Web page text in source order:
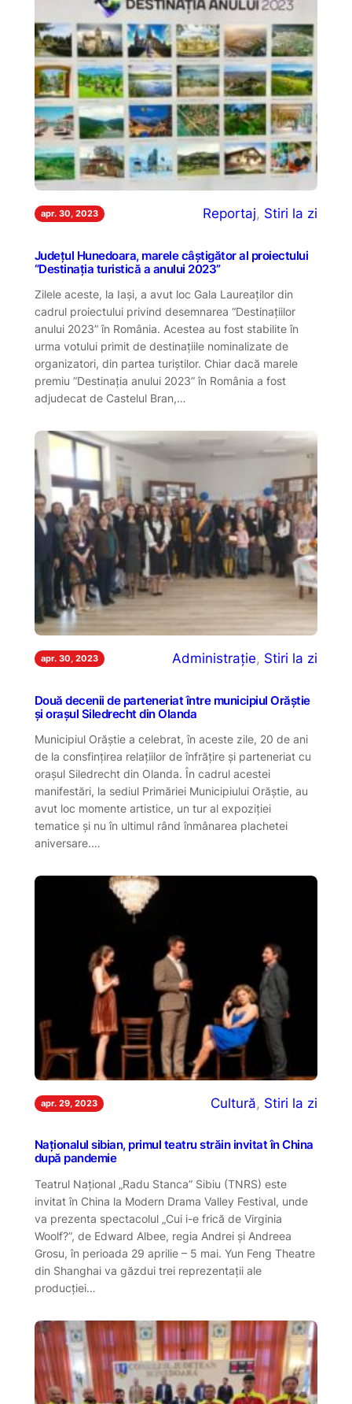
apr. 30, 2023 Reportaj, Stiri la zi
Județul Hunedoara, marele câștigător al proiectului
“Destinația turistică a anului 2023”
Zilele aceste, la Iași, a avut loc Gala Laureaților din
cadrul proiectului privind desemnarea “Destinațiilor
anului 2023” în România. Acestea au fost stabilite în
urma votului primit de destinațiile nominalizate de
organizatori, din partea turiștilor. Chiar dacă marele
premiu ”Destinația anului 2023” în România a fost
adjudecat de Castelul Bran,…
apr. 30, 2023 Administrație, Stiri la zi
Două decenii de parteneriat între municipiul Orăștie
și orașul Siledrecht din Olanda
Municipiul Orăștie a celebrat, în aceste zile, 20 de ani
de la consfințirea relațiilor de înfrățire și parteneriat cu
orașul Siledrecht din Olanda. În cadrul acestei
manifestări, la sediul Primăriei Municipiului Orăștie, au
avut loc momente artistice, un tur al expoziției
tematice și nu în ultimul rând înmânarea plachetei
aniversare.…
apr. 29, 2023 Cultură, Stiri la zi
Naționalul sibian, primul teatru străin invitat în China
după pandemie
Teatrul Național „Radu Stanca” Sibiu (TNRS) este
invitat în China la Modern Drama Valley Festival, unde
va prezenta spectacolul „Cui i-e frică de Virginia
Woolf?”, de Edward Albee, regia Andrei și Andreea
Grosu, în perioada 29 aprilie – 5 mai. Yun Feng Theatre
din Shanghai va găzdui trei reprezentații ale
producției…